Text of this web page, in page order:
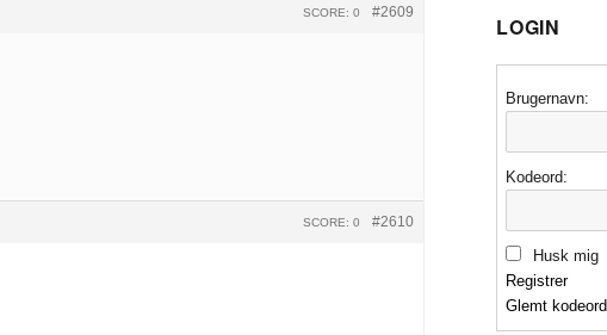
#2609
SCORE: 0
#2610
SCORE: 0
LOGIN
Brugernavn:
Kodeord:
Husk mig
Registrer
Glemt kodeord